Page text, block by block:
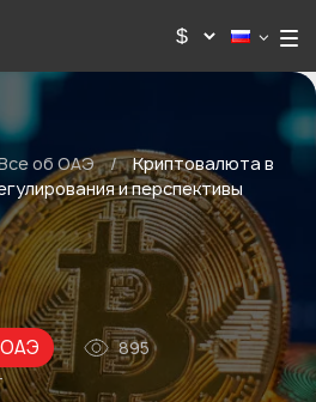
об ОАЭ /
Криптовалюта в
и перспективы
895